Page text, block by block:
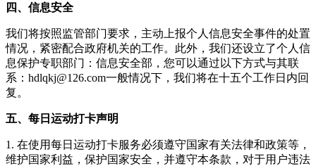
四、信息安全
我们将按照监管部门要求，主动上报个人信息安全事件的处置
情况，紧密配合政府机关的工作。此外，我们还设立了个人信
息保护专职部门：信息安全部，您可以通过以下方式与其联
系： hdlqkj@126.com一般情况下，我们将在十五个工作日内回
复。
五、每日运动打卡声明
1. 在使用每日运动打卡服务必须遵守国家有关法律和政策等，
维护国家利益，保护国家安全，并遵守本条款，对于用户违法